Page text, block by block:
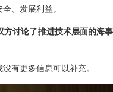
、发展利益。
讨论了推进技术层面的海
有更多信息可以补充。